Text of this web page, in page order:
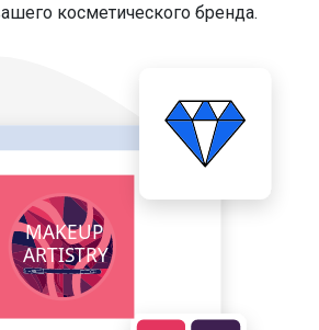
косметического бренда.